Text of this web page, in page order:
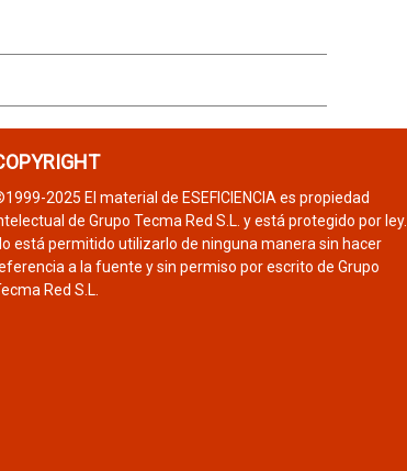
2025 El material de ESEFICIENCIA es propiedad
de Grupo Tecma Red S.L. y está protegido por ley.
está permitido utilizarlo de ninguna manera sin hacer
a la fuente y sin permiso por escrito de Grupo
Red S.L.